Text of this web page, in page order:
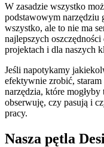
W zasadzie wszystko
podstawowym narzędziu
wszystko, ale to nie ma
najlepszych
projektach i dla naszych
Jeśli napotykamy
efektywnie zrobić,
narzędzia, które
obserwuję, czy pasują i
pracy.
Nasza pętla